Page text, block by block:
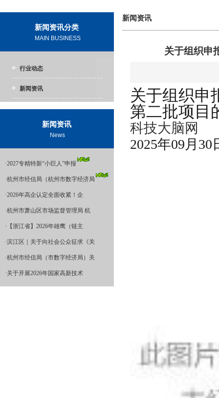
新闻资讯分类
MAIN BUSINESS
行业动态
新闻资讯
新闻资讯
News
·2027专精特新“小巨人”申报
·杭州市经信局（杭州市数字经济局
·2026年高企认定全面收紧！企
·杭州市萧山区市场监督管理局 杭
· 【浙江省】2026年雄鹰（链主
·滨江区｜关于向社会公众征求《关
·杭州市经信局（市数字经济局）关
·关于开展2026年国家高新技术
新闻资讯
关于组织申
关于组织申
第二批项目
科技大脑网
2025年09月30